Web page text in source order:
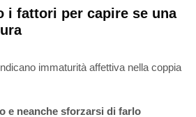
i fattori per capire se una
immaturità affettiva nella coppia
e neanche sforzarsi di farlo